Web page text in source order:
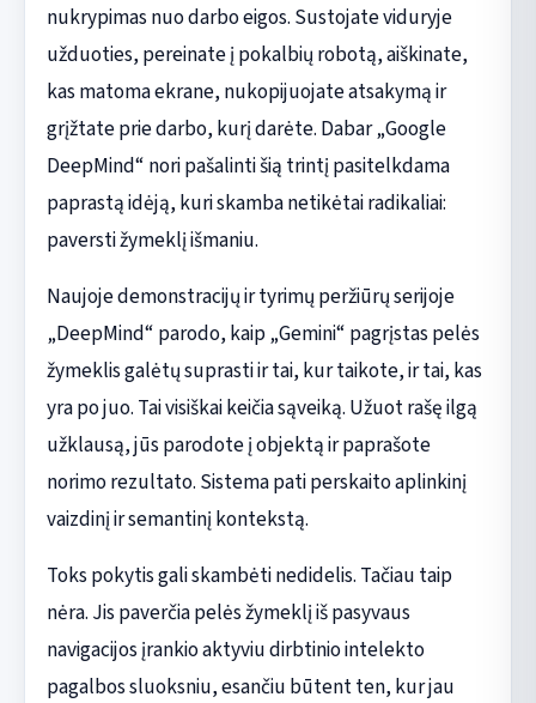
nukrypimas nuo darbo eigos. Sustojate viduryje
užduoties, pereinate į pokalbių robotą, aiškinate,
kas matoma ekrane, nukopijuojate atsakymą ir
grįžtate prie darbo, kurį darėte. Dabar „Google
DeepMind“ nori pašalinti šią trintį pasitelkdama
paprastą idėją, kuri skamba netikėtai radikaliai:
paversti žymeklį išmaniu.
Naujoje demonstracijų ir tyrimų peržiūrų serijoje
„DeepMind“ parodo, kaip „Gemini“ pagrįstas pelės
žymeklis galėtų suprasti ir tai, kur taikote, ir tai, kas
yra po juo. Tai visiškai keičia sąveiką. Užuot rašę ilgą
užklausą, jūs parodote į objektą ir paprašote
norimo rezultato. Sistema pati perskaito aplinkinį
vaizdinį ir semantinį kontekstą.
Toks pokytis gali skambėti nedidelis. Tačiau taip
nėra. Jis paverčia pelės žymeklį iš pasyvaus
navigacijos įrankio aktyviu dirbtinio intelekto
pagalbos sluoksniu, esančiu būtent ten, kur jau